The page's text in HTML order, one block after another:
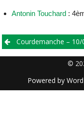
Antonin Touchard :
Post
navigation
Courdemanche – 10/07/
©
Powered by